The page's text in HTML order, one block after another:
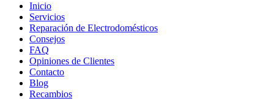
Inicio
Servicios
Reparación de Electrodomésticos
Consejos
FAQ
Opiniones de Clientes
Contacto
Blog
Recambios